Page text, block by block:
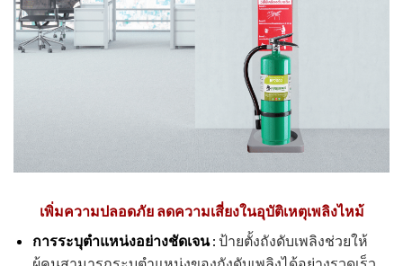
เพิ่มความปลอดภัย ลดความเสี่ยงในอุบัติเหตุเพลิงไหม้
การระบุตำแหน่งอย่างชัดเจน: ป้ายตั้งถังดับเพลิงช่วยให้